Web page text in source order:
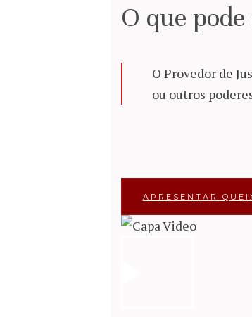
O que
O Provedor de
ou outros
APRESENTAR